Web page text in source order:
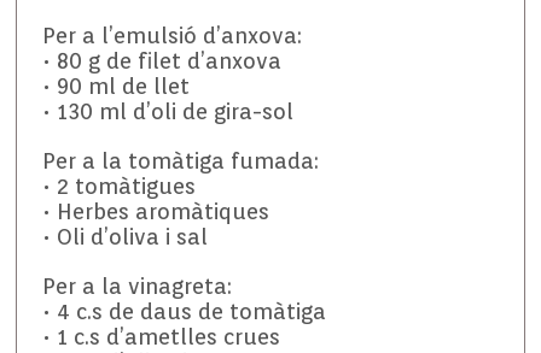
Per a l’emulsió d’anxova:
• 80 g de filet d’anxova
• 90 ml de llet
• 130 ml d’oli de gira-sol
Per a la tomàtiga fumada:
• 2 tomàtigues
• Herbes aromàtiques
• Oli d’oliva i sal
Per a la vinagreta:
• 4 c.s de daus de tomàtiga
• 1 c.s d’ametlles crues